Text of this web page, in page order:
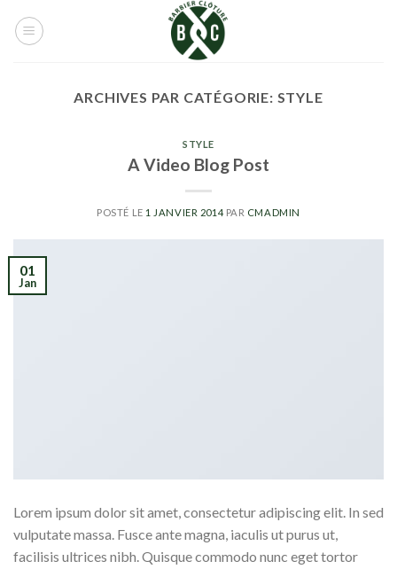
ARCHIVES PAR CATÉGORIE: STYLE
STYLE
A Video Blog Post
POSTÉ LE 1 JANVIER 2014PAR CMADMIN
01
Jan
Lorem ipsum dolor sit amet, consectetur adipiscing elit. In sed
vulputate massa. Fusce ante magna, iaculis ut purus ut,
facilisis ultrices nibh. Quisque commodo nunc eget tortor